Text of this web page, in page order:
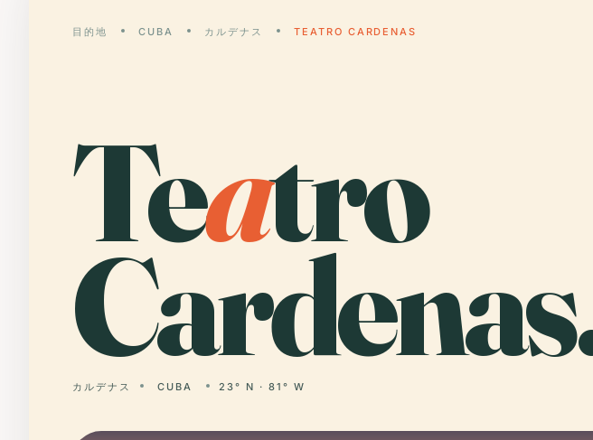
目的地 CUBA カルデナス TEATRO CARDENAS
Teatro
カルデナス CUBA 23° N · 81° W